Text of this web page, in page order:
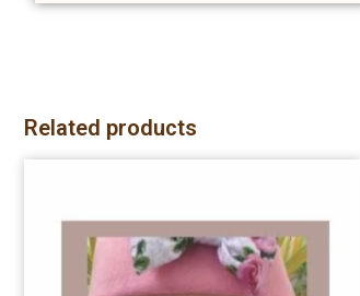
Related products